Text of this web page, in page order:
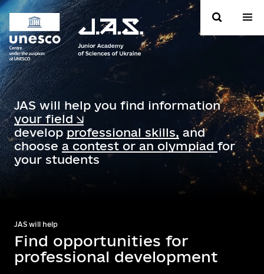
JAS will help you find information
your field
develop professional skills, and
choose a contest or an olympiad for
your students
JAS will help
Find opportunities for
professional development